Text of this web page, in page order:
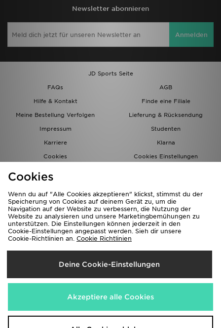
Newsletter abonnieren
Anmelden
JD Sports Seite
FAQs
AGB
Hilfe & Kontakt
Finde eine Filiale
Meine Bestellung Verfolgen
Lieferung & Rücksendung
Impressum
Studenten
Karriere
Klarna
Cookies
Cookies Einstellungen
Lieferung Nach
Deutschland
Wir akzeptieren folgende Zahlungsmethoden
Corporate Website www.jdplc.com
Blog
Cookies
Wenn du auf "Alle Cookies akzeptieren" klickst, stimmst du der
Speicherung von Cookies auf deinem Gerät zu, um die
Navigation auf der Website zu verbessern, die Nutzung der
Website zu analysieren und unsere Marketingbemühungen zu
unterstützen. Die Einstellungen können jederzeit in den
Cookie-Einstellungen angepasst werden. Sieh dir unsere
Cookie-Richtlinien an. Cookie Richtlinien
Deine Cookie-Einstellungen
Akzeptiere alle Cookies